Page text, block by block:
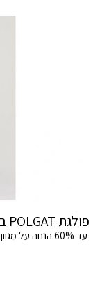
פולגת POLGAT ב- FINAL SALE .
עד 60% הנחה על מגוון פריטים מקולקציית החורף.